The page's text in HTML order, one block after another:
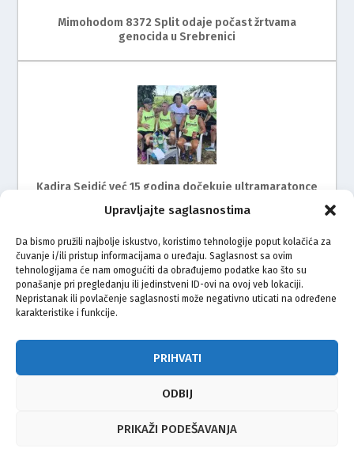
Upravljajte saglasnostima
Da bismo pružili najbolje iskustvo, koristimo tehnologije poput kolačića za
čuvanje i/ili pristup informacijama o uređaju. Saglasnost sa ovim
tehnologijama će nam omogućiti da obrađujemo podatke kao što su
ponašanje pri pregledanju ili jedinstveni ID-ovi na ovoj veb lokaciji.
Nepristanak ili povlačenje saglasnosti može negativno uticati na određene
karakteristike i funkcije.
PRIHVATI
ODBIJ
PRIKAŽI PODEŠAVANJA
Mimohodom 8372 Split odaje počast žrtvama
genocida u Srebrenici
Kadira Sejdić već 15 godina dočekuje ultramaratonce
Mimohod za žrtve genocida u Srebrenici i ove godine
na ulicama Rijeke
© Vijeće bošnjačke nacionalne manjine Grada Zagreba 2026